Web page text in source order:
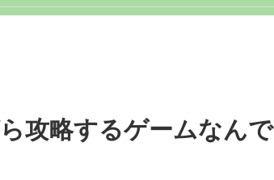
攻略するゲームなんで